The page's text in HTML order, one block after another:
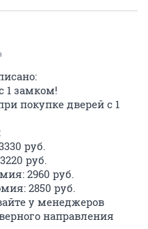
1 замком!
покупке дверей с 1
руб.
руб.
2960 руб.
2850 руб.
у менеджеров
направления